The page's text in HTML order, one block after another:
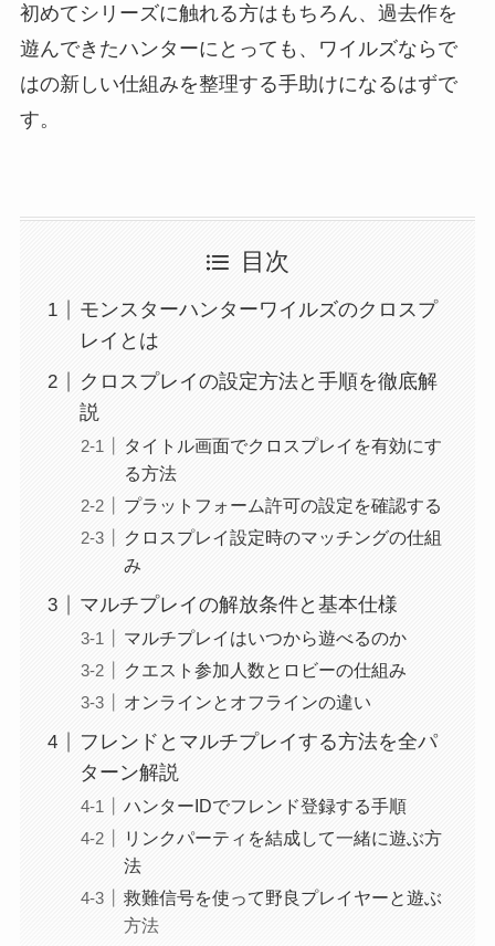
初めてシリーズに触れる方はもちろん、過去作を
遊んできたハンターにとっても、ワイルズならで
はの新しい仕組みを整理する手助けになるはずで
す。
目次
モンスターハンターワイルズのクロスプ
レイとは
クロスプレイの設定方法と手順を徹底解
説
タイトル画面でクロスプレイを有効にす
る方法
プラットフォーム許可の設定を確認する
クロスプレイ設定時のマッチングの仕組
み
マルチプレイの解放条件と基本仕様
マルチプレイはいつから遊べるのか
クエスト参加人数とロビーの仕組み
オンラインとオフラインの違い
フレンドとマルチプレイする方法を全パ
ターン解説
ハンターIDでフレンド登録する手順
リンクパーティを結成して一緒に遊ぶ方
法
救難信号を使って野良プレイヤーと遊ぶ
方法